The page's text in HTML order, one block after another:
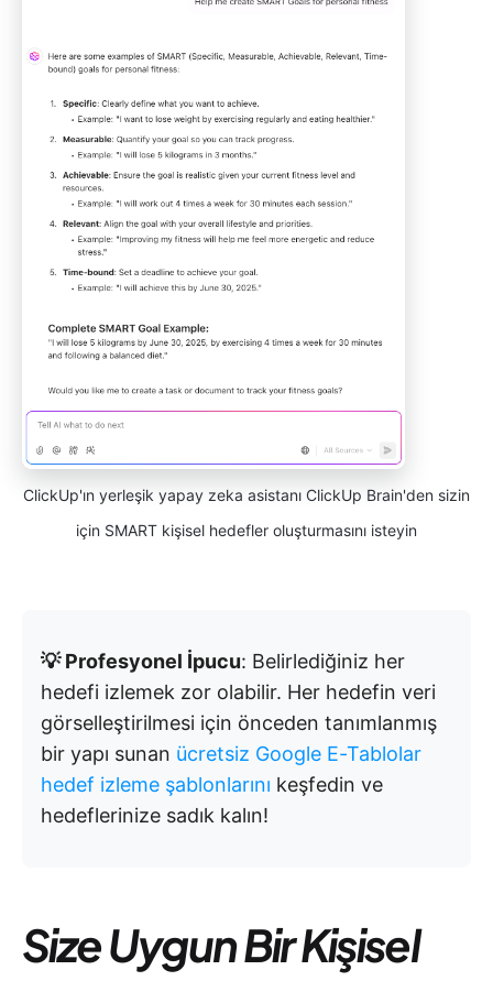
ClickUp'ın yerleşik yapay zeka asistanı ClickUp Brain'den sizin
için SMART kişisel hedefler oluşturmasını isteyin
💡 Profesyonel İpucu: Belirlediğiniz her
hedefi izlemek zor olabilir. Her hedefin veri
görselleştirilmesi için önceden tanımlanmış
bir yapı sunan ücretsiz Google E-Tablolar
hedef izleme şablonlarını keşfedin ve
hedeflerinize sadık kalın!
Size Uygun Bir Kişisel